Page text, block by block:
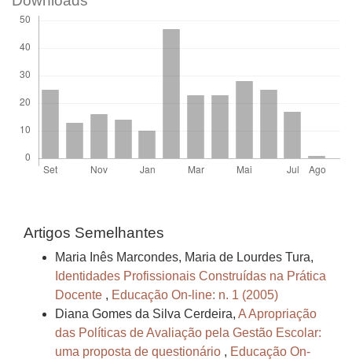
Artigos Semelhantes
Maria Inês Marcondes, Maria de Lourdes Tura,
Identidades Profissionais Construídas na Prática
Docente , Educação On-line: n. 1 (2005)
Diana Gomes da Silva Cerdeira, A Apropriação
das Políticas de Avaliação pela Gestão Escolar:
uma proposta de questionário , Educação On-